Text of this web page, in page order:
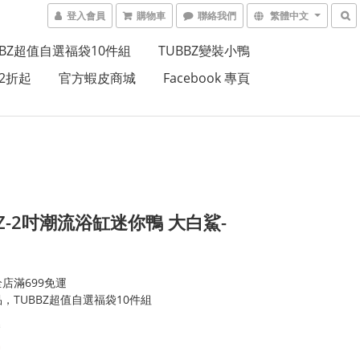
登入會員 購物車 聯絡我們 繁體中文
超值自選福袋10件組
TUBBZ變裝小鴨
折起 官方蝦皮商城 Facebook 專頁
2吋潮流浴缸迷你鴨 大白鯊-
滿699免運
TUBBZ超值自選福袋10件組